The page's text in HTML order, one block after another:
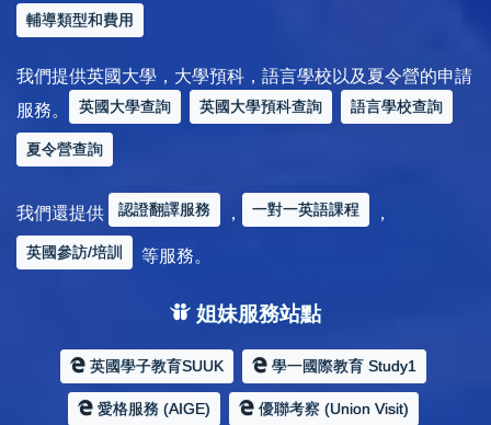
輔導類型和費用
我們提供英國大學，大學預科，語言學校以及夏令營的申請
服務。
英國大學查詢 英國大學預科查詢 語言學校查詢
夏令營查詢
我們還提供 認證翻譯服務 ， 一對一英語課程 ，
英國參訪/培訓 等服務。
姐妹服務站點
英國學子教育SUUK 學一國際教育 Study1
愛格服務 (AIGE) 優聯考察 (Union Visit)